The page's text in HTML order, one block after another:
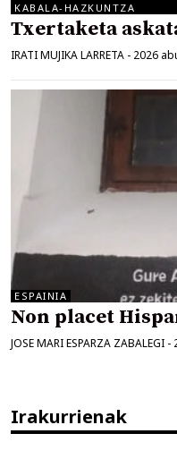
KABALA-HAZKUNTZA
Txertaketa
IRATI MUJIKA LARRETA - 2026
ESPAINIA
Non placet
JOSE MARI ESPARZA ZABALEGI -
Irakurrienak